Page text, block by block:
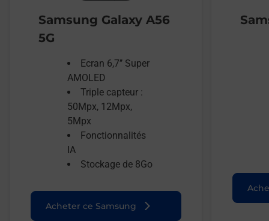
Samsung Galaxy A56
5G
Ecran 6,7’’ Super
AMOLED
Triple capteur :
50Mpx, 12Mpx,
5Mpx
Fonctionnalités
IA
Stockage de 8Go
Acheter ce Samsung